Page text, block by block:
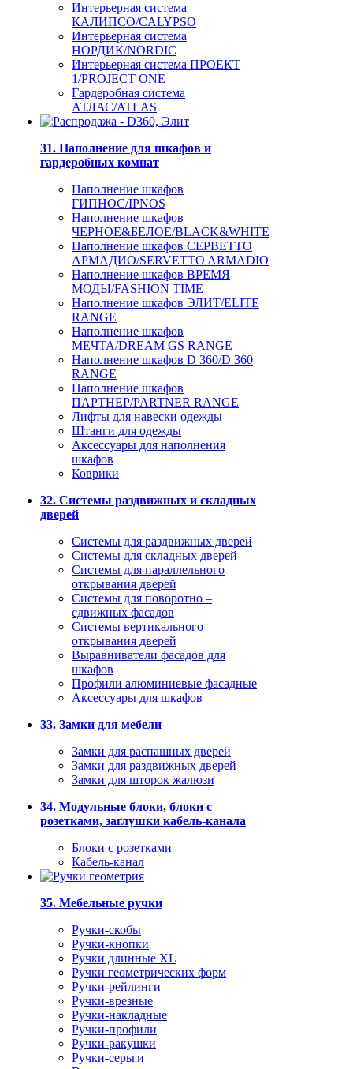
Интерьерная система
КАЛИПСО/CALYPSO
Интерьерная система
НОРДИК/NORDIC
Интерьерная система ПРОЕКТ
1/PROJECT ONE
Гардеробная система
АТЛАС/ATLAS
31. Наполнение для шкафов и
гардеробных комнат
Наполнение шкафов
ГИПНОС/IPNOS
Наполнение шкафов
ЧЕРНОЕ&БЕЛОЕ/BLACK&WHITE
Наполнение шкафов СЕРВЕТТО
АРМАДИО/SERVETTO ARMADIO
Наполнение шкафов ВРЕМЯ
МОДЫ/FASHION TIME
Наполнение шкафов ЭЛИТ/ELITE
RANGE
Наполнение шкафов
МЕЧТА/DREAM GS RANGE
Наполнение шкафов D 360/D 360
RANGE
Наполнение шкафов
ПАРТНЕР/PARTNER RANGE
Лифты для навески одежды
Штанги для одежды
Аксессуары для наполнения
шкафов
Коврики
32. Системы раздвижных и складных
дверей
Системы для раздвижных дверей
Системы для складных дверей
Системы для параллельного
открывания дверей
Системы для поворотно –
сдвижных фасадов
Системы вертикального
открывания дверей
Выравниватели фасадов для
шкафов
Профили алюминиевые фасадные
Аксессуары для шкафов
33. Замки для мебели
Замки для распашных дверей
Замки для раздвижных дверей
Замки для шторок жалюзи
34. Модульные блоки, блоки с
розетками, заглушки кабель-канала
Блоки с розетками
Кабель-канал
35. Мебельные ручки
Ручки-скобы
Ручки-кнопки
Ручки длинные XL
Ручки геометрических форм
Ручки-рейлинги
Ручки-врезные
Ручки-накладные
Ручки-профили
Ручки-ракушки
Ручки-серьги